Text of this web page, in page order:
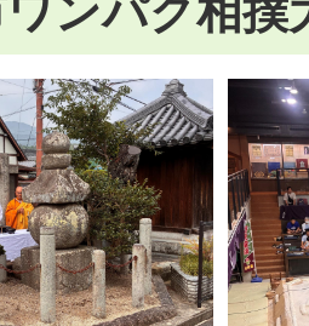
ンパク相撲